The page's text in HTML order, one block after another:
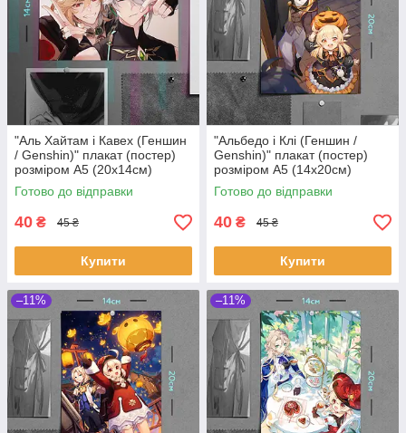
"Аль Хайтам і Кавех (Геншин
/ Genshin)" плакат (постер)
розміром А5 (20х14см)
Готово до відправки
40 ₴ 45 ₴
Купити
"Альбедо і Клі (Геншин /
Genshin)" плакат (постер)
розміром А5 (14х20см)
Готово до відправки
40 ₴ 45 ₴
Купити
–11% –11%